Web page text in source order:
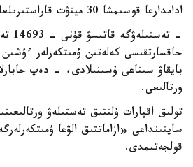
ادامدارعا قوسىمشا 30 مينۋت قاراستىرىلعان.
-
بايقاۋ سىناعى ۇسىنىلادى، - دەپ
ورتالىعى.
سايتىنداعى «ازاماتتىق الۋعا
قولجەتىمدى.